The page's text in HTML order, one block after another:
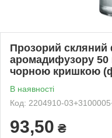
Прозорий скляний
аромадифузору
чорною кришкою
В наявності
Код: 2204910-
93,50 ₴